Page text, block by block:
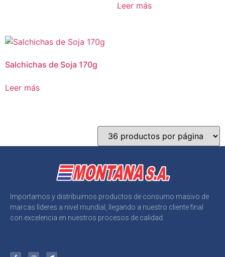
Leer más
Salchichas de Soja 170g
Leer más
Importamos y distribuimos productos de consumo masivo de
marcas líderes a nivel mundial, llegando a nuestro cliente final
con excelencia en nuestros procesos de calidad.